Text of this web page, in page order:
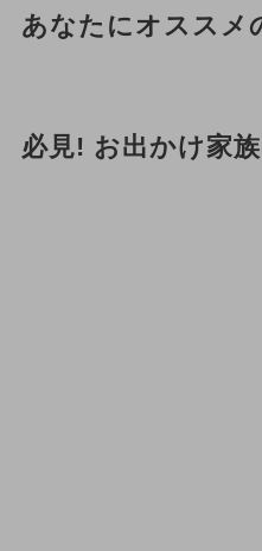
あなたにオススメ
必見! お出かけ家